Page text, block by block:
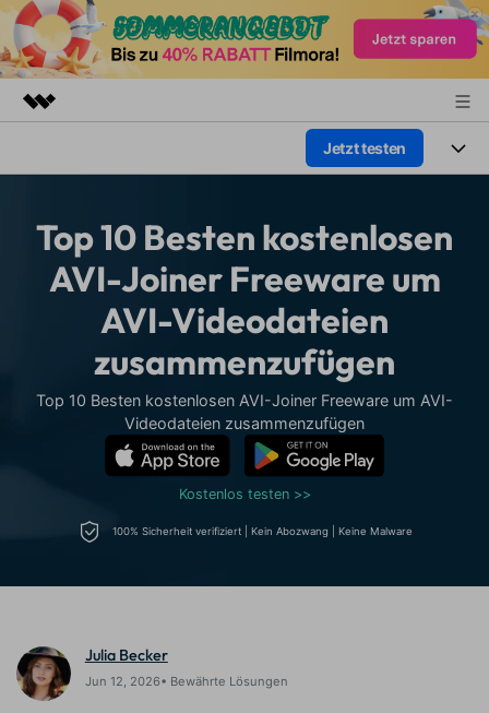
Dienstprogramme
Überblick
Lösungen
Über uns
Presseraum
Jetzt testen
Plattformen
Funktionen
Text
Soziale Medien
Marketing & Business
Lifestyle & Spaß
Ressourcen
Video-Prompts
Videos erstellen
Meisterkurs
Beherrschen Sie
Videobearbeitungsfähigkeiten
erweitern Sie Ihre
Videobearbeitungs-
Fähigkeiten mit Filmora
können
Erste Schritte
Kunden-Support
Top 10 Besten kostenlosen
AVI-Joiner Freeware um
AVI-Videodateien
zusammenzufügen
Top 10 Besten kostenlosen AVI-Joiner Freeware um AVI-
Videodateien zusammenzufügen
Kostenlos testen >>
100% Sicherheit verifiziert | Kein Abozwang | Keine Malware
Julia Becker
Jun 12, 2026• Bewährte Lösungen